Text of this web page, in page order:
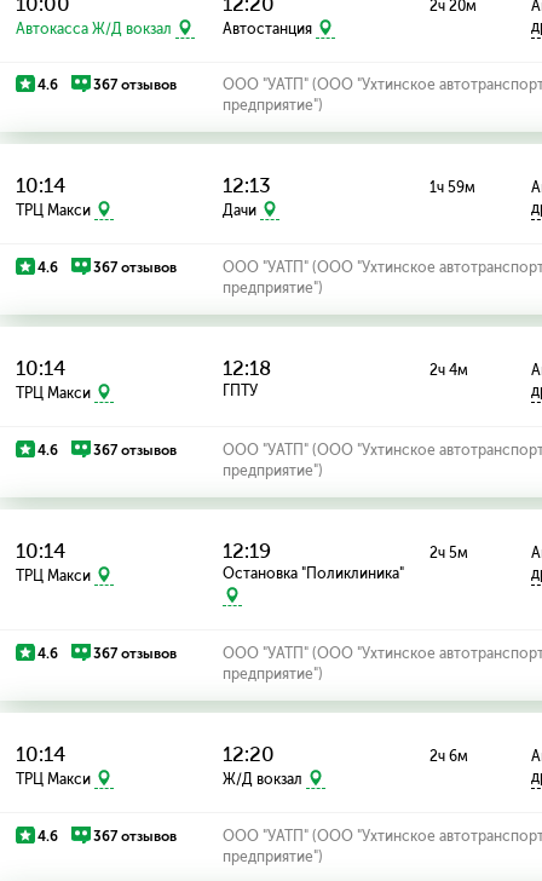
Автокасса Ж/Д вокзал Автостанция
2ч 20м
4.6 367 отзывов
ООО "УАТП" (ООО "Ухтинское
предприятие")
10:14
ТРЦ Макси
12:13
Дачи
1ч 59м
4.6 367 отзывов
ООО "УАТП" (ООО "Ухтинское
предприятие")
10:14
ТРЦ Макси
12:18
ГПТУ
2ч 4м
4.6 367 отзывов
ООО "УАТП" (ООО "Ухтинское
предприятие")
10:14
ТРЦ Макси
12:19
Остановка "Поликлиника"
2ч 5м
4.6 367 отзывов
ООО "УАТП" (ООО "Ухтинское
предприятие")
10:14
ТРЦ Макси
12:20
Ж/Д вокзал
2ч 6м
4.6 367 отзывов
ООО "УАТП" (ООО "Ухтинское
предприятие")